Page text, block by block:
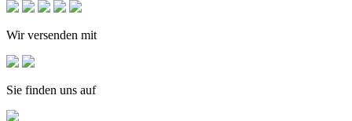
Wir versenden mit
Sie finden uns auf